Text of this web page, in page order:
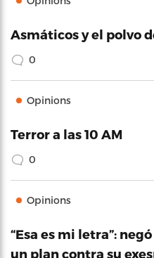
Asmáticos y el polvo
0
Opinions
Terror a las 10 AM
0
Opinions
“Esa es mi letra”:
un plan contra su